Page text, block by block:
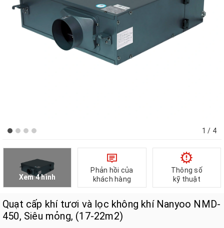
1 / 4
Xem 4 hình
Phản hồi của
khách hàng
Thông số
kỹ thuật
Quạt cấp khí tươi và lọc không khí Nanyoo NMD-
450, Siêu mỏng, (17-22m2)